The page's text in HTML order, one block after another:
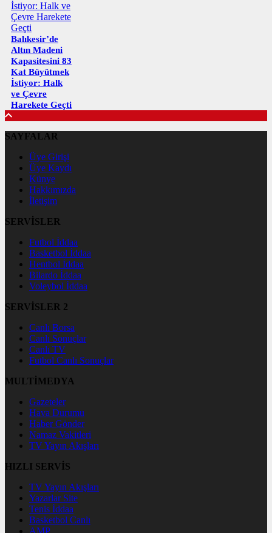
Balıkesir’de
Altın Madeni
Kapasitesini 83
Kat Büyütmek
İstiyor: Halk
ve Çevre
Harekete Geçti
SAYFALAR
Üye Girişi
Üye Kaydı
Künye
Hakkımızda
İletişim
SERVİSLER
Futbol İddaa
Basketbol İddaa
Hentbol İddaa
Bilardo İddaa
Voleybol İddaa
SERVİSLER 2
Canlı Borsa
Canlı Sonuçlar
Canlı TV
Futbol Canlı Sonuçlar
MULTİMEDYA
Gazeteler
Hava Durumu
Haber Gönder
Namaz Vakitleri
TV Yayın Akışları
HIZLI SERVİS
TV Yayın Akışları
Yazarlar Site
Tenis İddaa
Basketbol Canlı
AMP